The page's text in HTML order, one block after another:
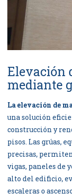
Elevación
mediante
La elevación de
una solución
construcción y
pisos. Las grúas,
precisas,
vigas, paneles de
alto del edificio,
escaleras o